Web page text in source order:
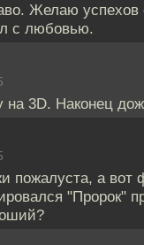
Желаю успехов
с любовью.
на 3D. Наконец
пожалуста, а вот
"Пророк"